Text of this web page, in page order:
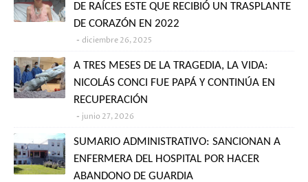
DE RAÍCES ESTE QUE RECIBIÓ UN TRASPLANTE
DE CORAZÓN EN 2022
diciembre 26, 2025
A TRES MESES DE LA TRAGEDIA, LA VIDA:
NICOLÁS CONCI FUE PAPÁ Y CONTINÚA EN
RECUPERACIÓN
junio 27, 2026
SUMARIO ADMINISTRATIVO: SANCIONAN A
ENFERMERA DEL HOSPITAL POR HACER
ABANDONO DE GUARDIA